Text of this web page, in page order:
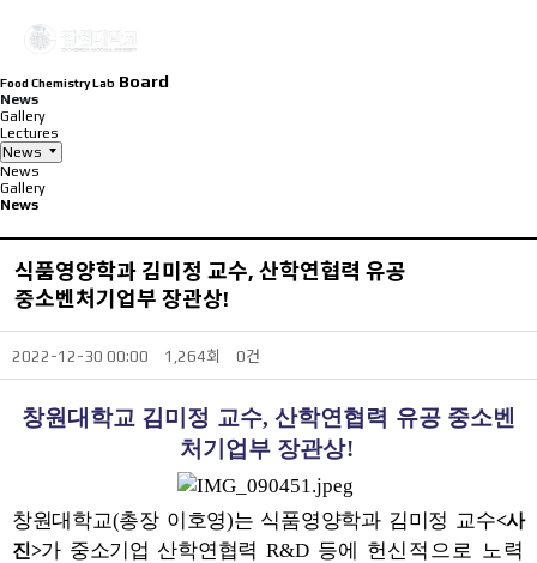
Food Chemistry Lab Board
News
Gallery
Lectures
News
News
Gallery
News
식품영양학과 김미정 교수, 산학연협력 유공
중소벤처기업부 장관상!
2022-12-30 00:00 1,264회 0건
창원대학교 김미정 교수,산학연협력 유공 중소벤
처기업부 장관상!
창원대학교(총장 이호영)는 식품영양학과 김미정 교수<사
진>가 중소기업 산학연협력 R&D 등에 헌신적으로 노력